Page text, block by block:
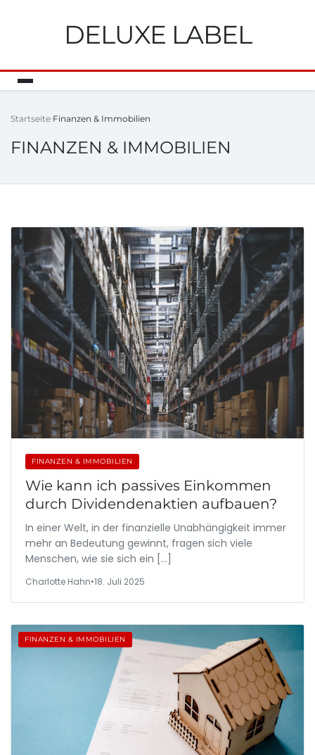
DELUXE LABEL
Startseite Finanzen & Immobilien
FINANZEN & IMMOBILIEN
FINANZEN & IMMOBILIEN
Wie kann ich passives Einkommen
durch Dividendenaktien aufbauen?
In einer Welt, in der finanzielle Unabhängigkeit immer
mehr an Bedeutung gewinnt, fragen sich viele
Menschen, wie sie sich ein […]
Charlotte Hahn•18. Juli 2025
FINANZEN & IMMOBILIEN